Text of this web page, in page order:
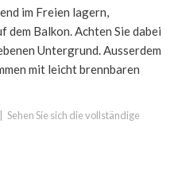
im Freien lagern,
dem Balkon. Achten Sie dabei
Untergrund. Ausserdem
mit leicht brennbaren
Sehen Sie sich die vollständige